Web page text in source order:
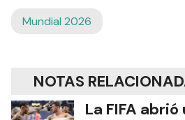
Mundial 2026
NOTAS
La FIFA abrió